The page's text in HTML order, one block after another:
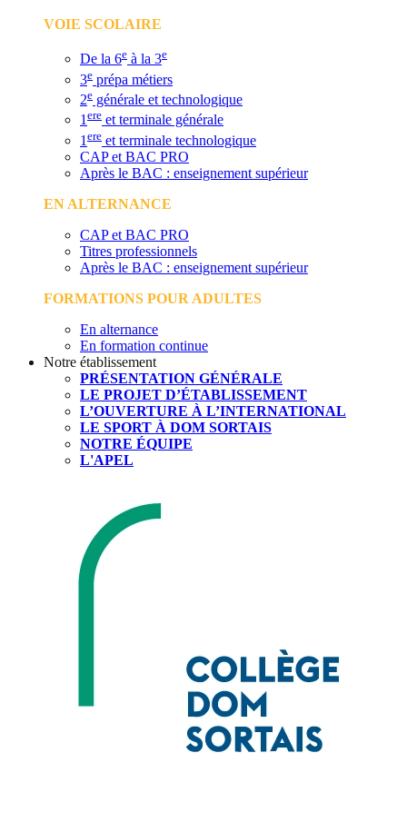
VOIE SCOLAIRE
De la 6e à la 3e
3e prépa métiers
2e générale et technologique
1 ere et terminale générale
1 ere et terminale technologique
CAP et BAC PRO
Après le BAC : enseignement supérieur
EN ALTERNANCE
CAP et BAC PRO
Titres professionnels
Après le BAC : enseignement supérieur
FORMATIONS POUR ADULTES
En alternance
En formation continue
Notre établissement
PRÉSENTATION GÉNÉRALE
LE PROJET D’ÉTABLISSEMENT
L’OUVERTURE À L’INTERNATIONAL
LE SPORT À DOM SORTAIS
NOTRE ÉQUIPE
L'APEL